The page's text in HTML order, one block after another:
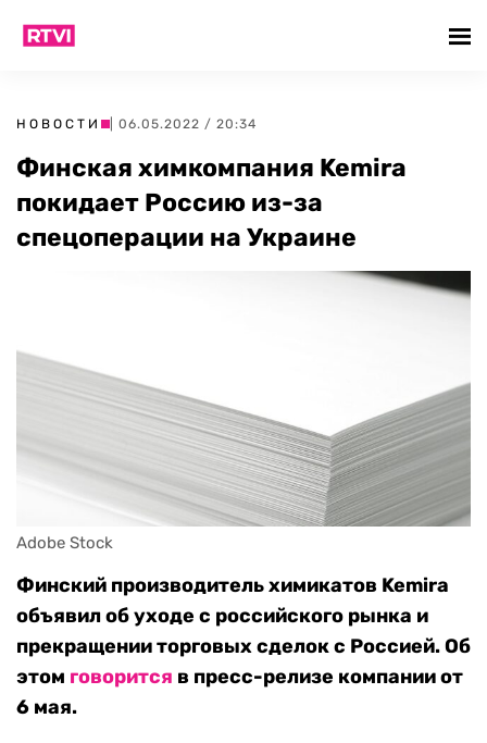
НОВОСТИ | 06.05.2022 / 20:34
Финская химкомпания Kemira
покидает Россию из-за
спецоперации на Украине
Adobe Stock
Финский производитель химикатов Kemira
объявил об уходе с российского рынка и
прекращении торговых сделок с Россией. Об
этом говорится в пресс-релизе компании от
6 мая.